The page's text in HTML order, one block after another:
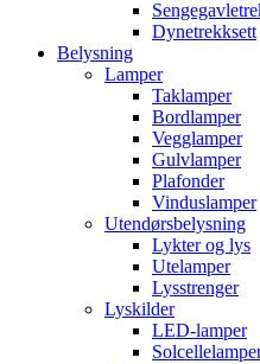
Dynetrekksett
Belysning
Lamper
Taklamper
Bordlamper
Vegglamper
Gulvlamper
Plafonder
Vinduslamper
Utendørsbelysning
Lykter og lys
Utelamper
Lysstrenger
Lyskilder
LED-lamper